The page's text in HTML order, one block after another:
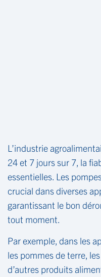
L’industrie
24 et 7 jours sur 7, la
essentielles. Les
crucial dans diverses
garantissant le bon
tout moment.
Par exemple, dans les
les pommes de terre,
d’autres produits